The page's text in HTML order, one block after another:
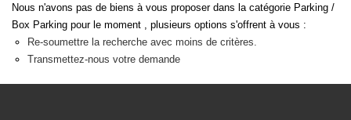
NOS MÉTIERS
Transaction
Budget max
Plus de critères
Créer une alerte
Nous n'avons pas de biens à vous proposer dans la catégorie Parking /
Box Parking pour le moment , plusieurs options s'offrent à vous :
Re-soumettre la recherche avec moins de critères.
Transmettez-nous votre demande